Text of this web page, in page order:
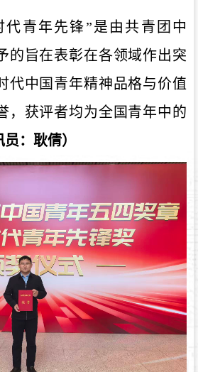
代青年先锋”是由共青团中
的旨在表彰在各领域作出突
代中国青年精神品格与价值
，获评者均为全国青年中的
员：耿倩）